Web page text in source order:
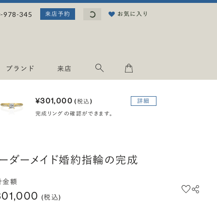
978-345 来店予約 読み込み中...お気に入り
ブランド 来店
¥301,000(税込) 詳細
完成リングの確認ができます。
ダーメイド婚約指輪の完成
金額
(税込)